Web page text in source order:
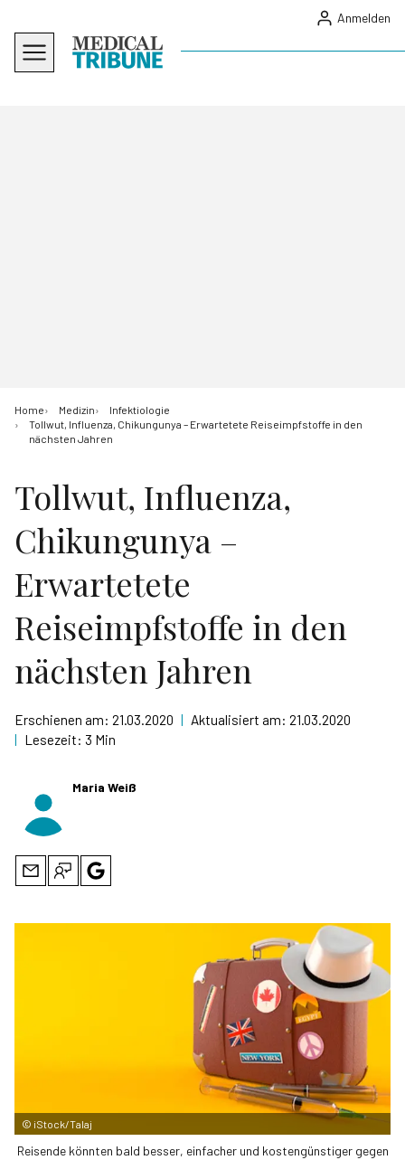
Anmelden
Home Medizin
Infektiologie
Tollwut, Influenza, Chikungunya – Erwartetete Reiseimpfstoffe in den
nächsten Jahren
Tollwut, Influenza,
Chikungunya –
Erwartetete
Reiseimpfstoffe in den
nächsten Jahren
Erschienen am: 21.03.2020 | Aktualisiert am: 21.03.2020
| Lesezeit: 3 Min
Maria Weiß
© iStock/Talaj
Reisende könnten bald besser, einfacher und kostengünstiger gegen